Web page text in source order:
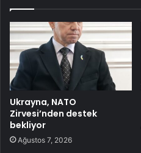
Ukrayna, NATO
Zirvesi’nden destek
bekliyor
Ağustos 7, 2026